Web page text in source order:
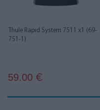
Thule Rapid System 7511 x1 (69-
751-1)
59.00 €